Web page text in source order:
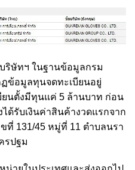
ริษัทฯ ในฐานข้อมูลกรม
ข้อมูลทุนจดทะเบียนอยู่
ยนตั้งมีทุนแค่ 5 ล้านบาท ก่อน
ด้รับเงินค่าสินค้างวดแรกจาก
ที่ 131/45 หมู่ที่ 11 ตำบลนรา
รปฐม